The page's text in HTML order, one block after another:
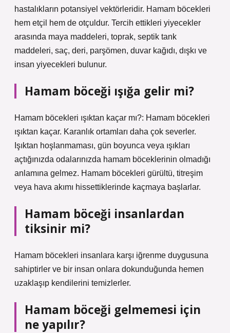
hastalıkların potansiyel vektörleridir. Hamam böcekleri
hem etçil hem de otçuldur. Tercih ettikleri yiyecekler
arasında maya maddeleri, toprak, septik tank
maddeleri, saç, deri, parşömen, duvar kağıdı, dışkı ve
insan yiyecekleri bulunur.
Hamam böceği ışığa gelir mi?
Hamam böcekleri ışıktan kaçar mı?: Hamam böcekleri
ışıktan kaçar. Karanlık ortamları daha çok severler.
Işıktan hoşlanmaması, gün boyunca veya ışıkları
açtığınızda odalarınızda hamam böceklerinin olmadığı
anlamına gelmez. Hamam böcekleri gürültü, titreşim
veya hava akımı hissettiklerinde kaçmaya başlarlar.
Hamam böceği insanlardan
tiksinir mi?
Hamam böcekleri insanlara karşı iğrenme duygusuna
sahiptirler ve bir insan onlara dokunduğunda hemen
uzaklaşıp kendilerini temizlerler.
Hamam böceği gelmemesi için
ne yapılır?